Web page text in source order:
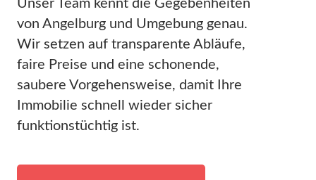
Unser Team kennt die Gegebenheiten
von Angelburg und Umgebung genau.
Wir setzen auf transparente Abläufe,
faire Preise und eine schonende,
saubere Vorgehensweise, damit Ihre
Immobilie schnell wieder sicher
funktionstüchtig ist.